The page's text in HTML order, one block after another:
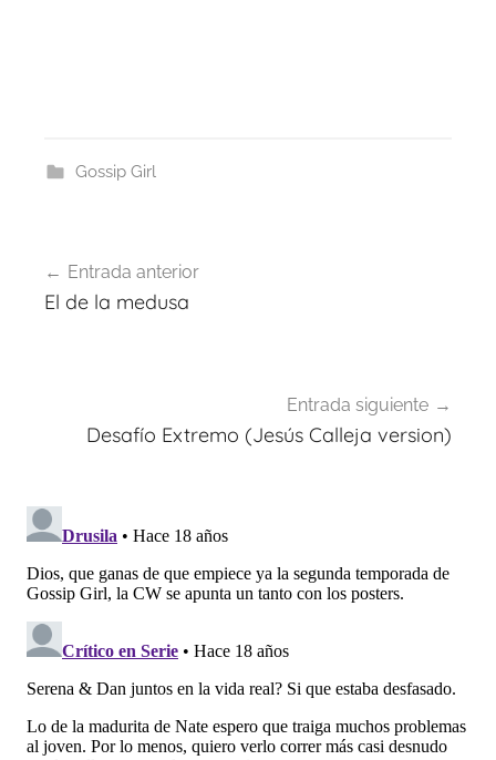
Gossip Girl
de
Entrada anterior
El de la medusa
Entrada siguiente
Desafío Extremo (Jesús Calleja version)